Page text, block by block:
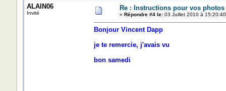
ALAIN06
Invité
Re : Instructions pour vos photos
« Répondre #4 le:03 Juillet 2010 à
Bonjour Vincent Dapp
je te remercie, j'avais vu
bon samedi